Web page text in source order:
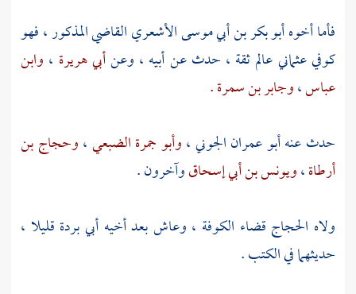
فأما أخوهأبو بكر بن أبي موسى الأشعري القاضيالمذكور ، فهو
كوفي عثماني عالم ثقة ، حدث عن أبيه ، وعنأبي هريرة ، وابن
عباس،وجابر بن سمرة .
حدث عنهأبو عمران الجوني،وأبو جمرة الضبعي،وحجاج بن
أرطاة،ويونس بن أبي إسحاقوآخرون .
ولاه الحجاج قضاء الكوفة ، وعاش بعد أخيه أبي بردة قليلا ،
حديثهما في الكتب .